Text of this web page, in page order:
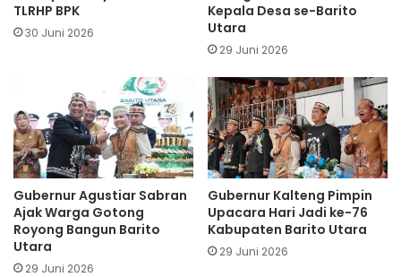
TLRHP BPK
30 Juni 2026
Kepala Desa se-Barito
Utara
29 Juni 2026
Gubernur Agustiar Sabran
Ajak Warga Gotong
Royong Bangun Barito
Utara
29 Juni 2026
Gubernur Kalteng Pimpin
Upacara Hari Jadi ke-76
Kabupaten Barito Utara
29 Juni 2026